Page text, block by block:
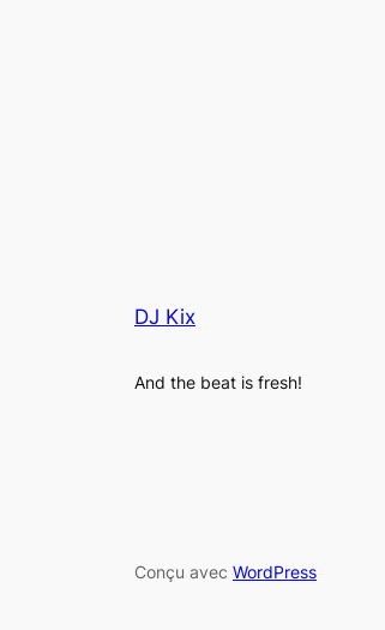
DJ Kix
And the beat is fresh!
Conçu avec WordPress